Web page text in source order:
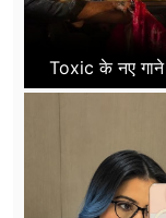
Toxic के नए गाने